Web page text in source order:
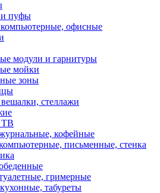
и пуфы
офисные
модули и гарнитуры
мойки
зоны
стеллажи
ТВ
кофейные
письменные, стенка
гримерные
табуреты